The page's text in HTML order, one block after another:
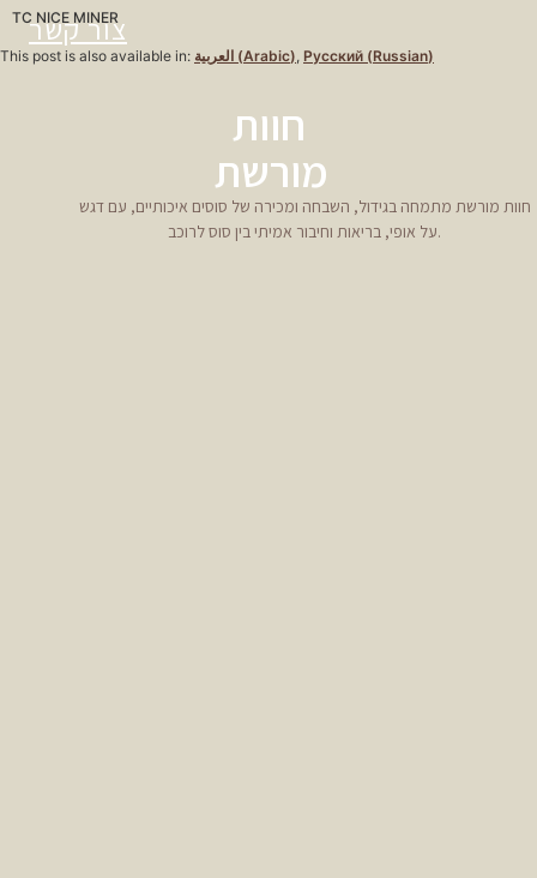
צור קשר
TC NICE MINER
This post is also available in: العربية (Arabic) Русский (Russian)
חוות
מורשת
חוות מורשת מתמחה בגידול, השבחה ומכירה של סוסים איכותיים, עם דגש
על אופי, בריאות וחיבור אמיתי בין סוס לרוכב.